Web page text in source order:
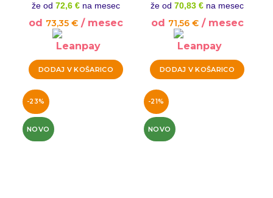
že od 72,6 € na mesec
od 73,35 € / mesec
DODAJ V KOŠARICO
že od 70,83 € na mesec
od 71,56 €/ mesec
DODAJ V KOŠARICO
-23%
NOVO
-21%
NOVO